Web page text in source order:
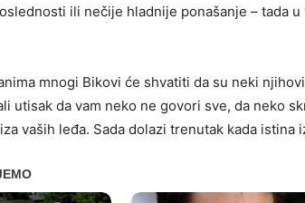
ili nečije hladnije ponašanje – tada
mnogi Bikovi će shvatiti da su neki
utisak da vam neko ne govori sve, da neko
vaših leđa. Sada dolazi trenutak kada istina